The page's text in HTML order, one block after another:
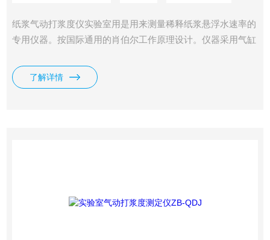
纸浆气动打浆度仪实验室用是用来测量稀释纸浆悬浮水速率的
专用仪器。按国际通用的肖伯尔工作原理设计。仪器采用气缸
器的操作非常简单。仪器采用弹簧预紧机构，使密封锤体的橡
胶密封圈同滤水筒的底部紧密结合，增加了密封锤体的密封
了解详情